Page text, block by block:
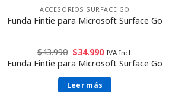
ACCESORIOS SURFACE GO
Funda Fintie para Microsoft Surface Go
$43.990 $34.990 IVA Incl.
Funda Fintie para Microsoft Surface Go
Leer más